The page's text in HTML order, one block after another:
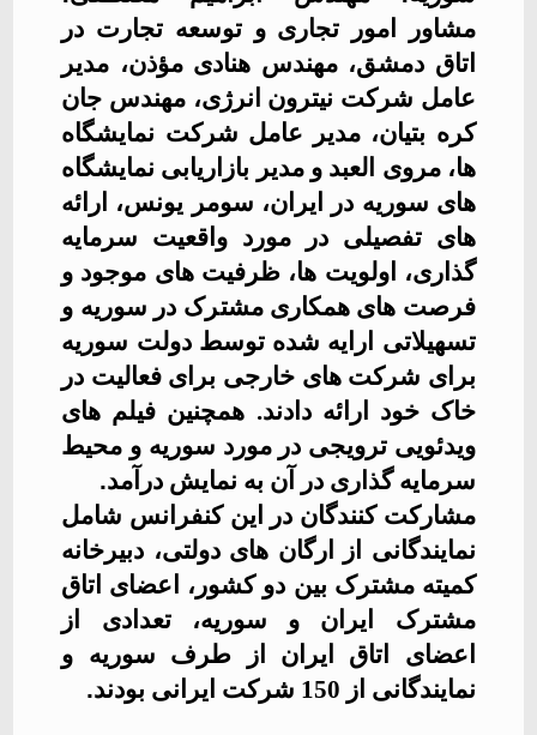
مشاور امور تجاری و توسعه تجارت در
اتاق دمشق، مهندس هنادی مؤذن، مدیر
عامل شرکت نیترون انرژی، مهندس جان
کره بتيان، مدیر عامل شرکت نمایشگاه
ها، مروى العبد و مدیر بازاریابی نمایشگاه
های سوریه در ایران، سومر یونس، ارائه
های تفصیلی در مورد واقعیت سرمایه
گذاری، اولویت ها، ظرفیت های موجود و
فرصت های همکاری مشترک در سوریه و
تسهیلاتی ارايه شده توسط دولت سوریه
برای شرکت های خارجی برای فعالیت در
خاک خود ارائه دادند. همچنین فیلم های
ویدئویی ترویجی در مورد سوریه و محیط
سرمایه گذاری در آن به نمایش درآمد.
مشارکت کنندگان در این کنفرانس شامل
نمایندگانی از ارگان های دولتی، دبیرخانه
کمیته مشترک بین دو کشور، اعضای اتاق
مشترک ایران و سوریه، تعدادی از
اعضای اتاق ایران از طرف سوریه و
نمایندگانی از 150 شرکت ایرانی بودند
.